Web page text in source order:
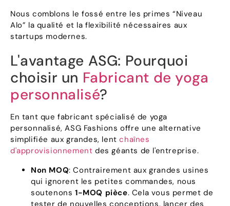
Nous comblons le fossé entre les primes “Niveau
Alo” la qualité et la flexibilité nécessaires aux
startups modernes.
L'avantage ASG: Pourquoi
choisir un Fabricant de yoga
personnalisé?
En tant que fabricant spécialisé de yoga
personnalisé, ASG Fashions offre une alternative
simplifiée aux grandes, lentchaînes
d'approvisionnement des géants de l'entreprise.
Non MOQ: Contrairement aux grandes usines
qui ignorent les petites commandes, nous
soutenons 1-MOQ pièce. Cela vous permet de
tester de nouvelles conceptions, lancer des